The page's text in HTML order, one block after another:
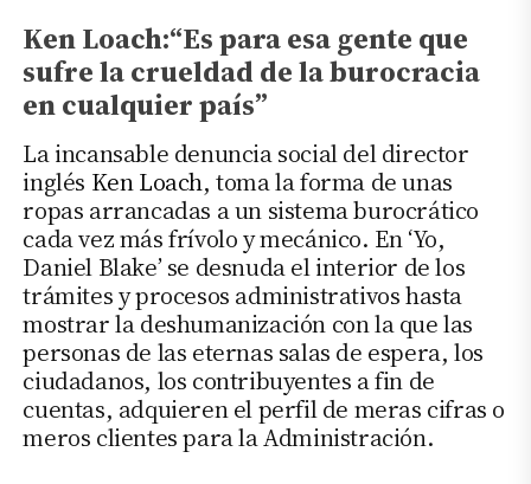
Ken Loach:“Es para esa gente que
sufre la crueldad de la burocracia
en cualquier país”
La incansable denuncia social del director
inglés Ken Loach, toma la forma de unas
ropas arrancadas a un sistema burocrático
cada vez más frívolo y mecánico. En ‘Yo,
Daniel Blake’ se desnuda el interior de los
trámites y procesos administrativos hasta
mostrar la deshumanización con la que las
personas de las eternas salas de espera, los
ciudadanos, los contribuyentes a fin de
cuentas, adquieren el perfil de meras cifras o
meros clientes para la Administración.